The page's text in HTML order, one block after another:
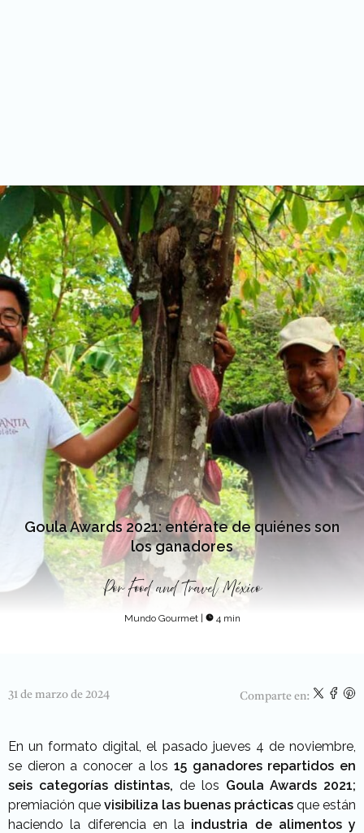
Goula Awards 2021: entérate de quiénes son
los ganadores
PorFood and Travel México
Mundo Gourmet | 4 min
31 de marzo de 2024 Comparte en:
En un formato digital, el pasado jueves 4 de noviembre,
se dieron a conocer a los 15 ganadores repartidos en
seis categorías distintas, de los Goula Awards 2021;
premiación que visibiliza las buenas prácticas que están
haciendo la diferencia en la industria de alimentos y